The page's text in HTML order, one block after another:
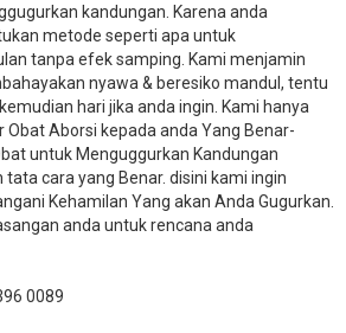
kandungan. Karena anda
metode seperti apa untuk
tanpa efek samping. Kami menjamin
nyawa & beresiko mandul, tentu
hari jika anda ingin. Kami hanya
Obat Aborsi kepada anda Yang Benar-
untuk Menguggurkan Kandungan
cara yang Benar. disini kami ingin
Kehamilan Yang akan Anda Gugurkan.
anda untuk rencana anda
0089